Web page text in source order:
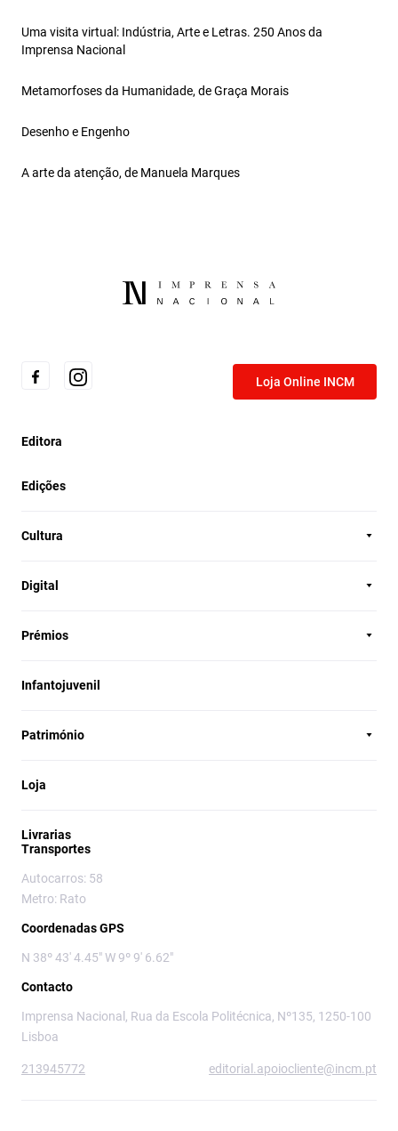
Uma visita virtual: Indústria, Arte e Letras. 250 Anos da
Imprensa Nacional
Metamorfoses da Humanidade, de Graça Morais
Desenho e Engenho
A arte da atenção, de Manuela Marques
Loja Online INCM
Editora
Edições
Cultura
Digital
Prémios
Infantojuvenil
Património
Loja
Livrarias
Transportes
Autocarros: 58
Metro: Rato
Coordenadas GPS
N 38º 43' 4.45" W 9º 9' 6.62"
Contacto
Imprensa Nacional, Rua da Escola Politécnica, Nº135, 1250-100
Lisboa
213945772 editorial.apoiocliente@incm.pt